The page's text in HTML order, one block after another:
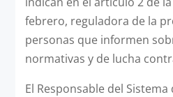
febrero, reguladora de la
personas que informen
normativas y de lucha
El Responsable del